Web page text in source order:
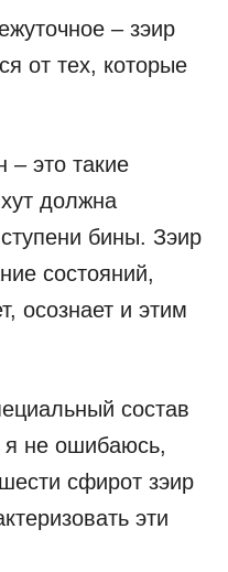
– зэир
от тех, которые
– это такие
должна
бины. Зэир
состояний,
осознает и этим
состав
я не ошибаюсь,
сфирот зэир
эти